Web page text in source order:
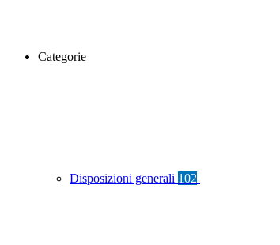
Categorie
Disposizioni generali 102